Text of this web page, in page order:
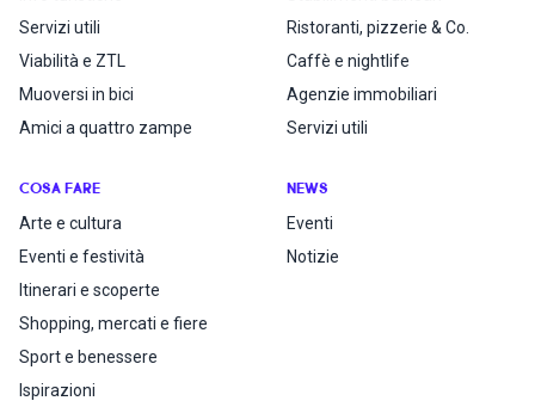
Servizi utili
Viabilità e ZTL
Muoversi in bici
Amici a quattro zampe
Ristoranti, pizzerie & Co.
Caffè e nightlife
Agenzie immobiliari
Servizi utili
COSA FARE
Arte e cultura
Eventi e festività
Itinerari e scoperte
Shopping, mercati e fiere
Sport e benessere
Ispirazioni
NEWS
Eventi
Notizie